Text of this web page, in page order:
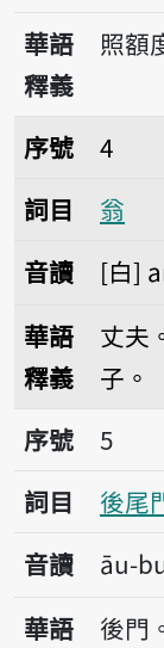
華語
釋義
照額
序號4翁
序號
4
詞目
翁
音讀
白
華語
釋義
丈夫
子。
序號5後尾門
序號
5
詞目
後尾
音讀
āu-
華語
後門